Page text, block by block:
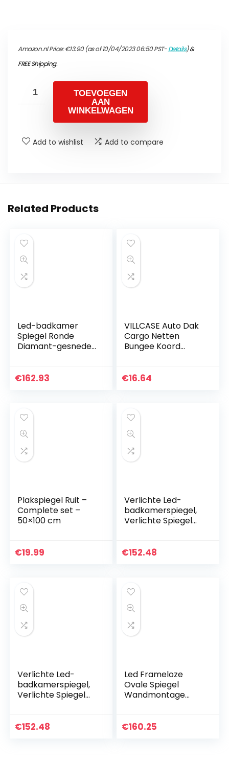
Amazon.nl Price:€13.90(as of 10/04/2023 06:50 PST-Details)&
FREE Shipping.
TOEVOEGEN
AAN
WINKELWAGEN
Add to wishlist Add to compare
Related Products
Led-badkamer
Spiegel Ronde
Diamant-gesneden
Wandmontage
€162.93
VILLCASE Auto Dak
Cargo Netten
Bungee Koord
Dak Bagagedrager
€16.64
Plakspiegel Ruit –
Complete set –
50×100 cm
€19.99
Verlichte Led-
badkamerspiegel,
Verlichte Spiegel
Waterdichte
€152.48
Verlichte Led-
badkamerspiegel,
Verlichte Spiegel
Waterdichte
€152.48
Led Frameloze
Ovale Spiegel
Wandmontage
Hangende
€160.25